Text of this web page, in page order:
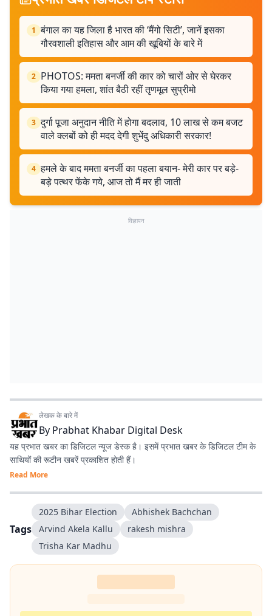
1 बंगाल का यह जिला है भारत की ‘मैंगो सिटी’, जानें इसका
गौरवशाली इतिहास और आम की खूबियों के बारे में
2 PHOTOS: ममता बनर्जी की कार को चारों ओर से घेरकर
किया गया हमला, शांत बैठी रहीं तृणमूल सुप्रीमो
3 दुर्गा पूजा अनुदान नीति में होगा बदलाव, 10 लाख से कम बजट
वाले क्लबों को ही मदद देगी शुभेंदु अधिकारी सरकार!
4 हमले के बाद ममता बनर्जी का पहला बयान- मेरी कार पर बड़े-
बड़े पत्थर फेंके गये, आज तो मैं मर ही जाती
विज्ञापन
लेखक के बारे में
By Prabhat Khabar Digital Desk
यह प्रभात खबर का डिजिटल न्यूज डेस्क है। इसमें प्रभात खबर के डिजिटल टीम के
साथियों की रूटीन खबरें प्रकाशित होती हैं।
Read More
Tags
2025 Bihar Election
Abhishek Bachchan
Arvind Akela Kallu
rakesh mishra
Trisha Kar Madhu